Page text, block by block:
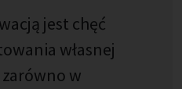
jest chęć
własnej
w